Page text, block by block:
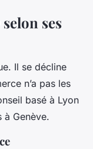
ses
Il se décline
n’a pas les
basé à Lyon
à Genève.